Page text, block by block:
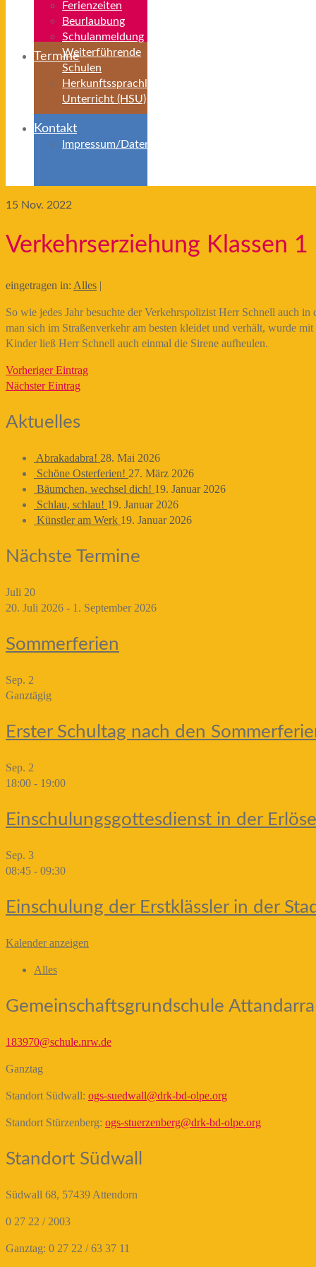
Ferienzeiten
Beurlaubung
Schulanmeldung
Weiterführende
Schulen
Herkunftssprachlicher
Unterricht (HSU)
Termine
Kontakt
Impressum/Datenschutz
15 Nov. 2022
Verkehrserziehung Klassen 1
eingetragen in: Alles |
So wie jedes Jahr besuchte der Verkehrspolizist Herr Schnell auch
man sich im Straßenverkehr am besten kleidet und verhält, wurde
Kinder ließ Herr Schnell auch einmal die Sirene aufheulen.
Vorheriger Eintrag
Nächster Eintrag
Aktuelles
Abrakadabra! 28. Mai 2026
Schöne Osterferien! 27. März 2026
Bäumchen, wechsel dich! 19. Januar 2026
Schlau, schlau! 19. Januar 2026
Künstler am Werk 19. Januar 2026
Nächste Termine
Juli 20
20. Juli 2026 - 1. September 2026
Sommerferien
Sep. 2
Ganztägig
Erster Schultag nach den
Sep. 2
18:00 - 19:00
Einschulungsgottesdienst in der
Sep. 3
08:45 - 09:30
Einschulung der Erstklässler in der
Kalender anzeigen
Alles
Gemeinschaftsgrundschule Attandarra
183970@schule.nrw.de
Ganztag
Standort Südwall: ogs-suedwall@drk-bd-olpe.org
Standort Stürzenberg: ogs-stuerzenberg@drk-bd-olpe.org
Standort Südwall
Südwall 68, 57439 Attendorn
0 27 22 / 2003
Ganztag: 0 27 22 / 63 37 11